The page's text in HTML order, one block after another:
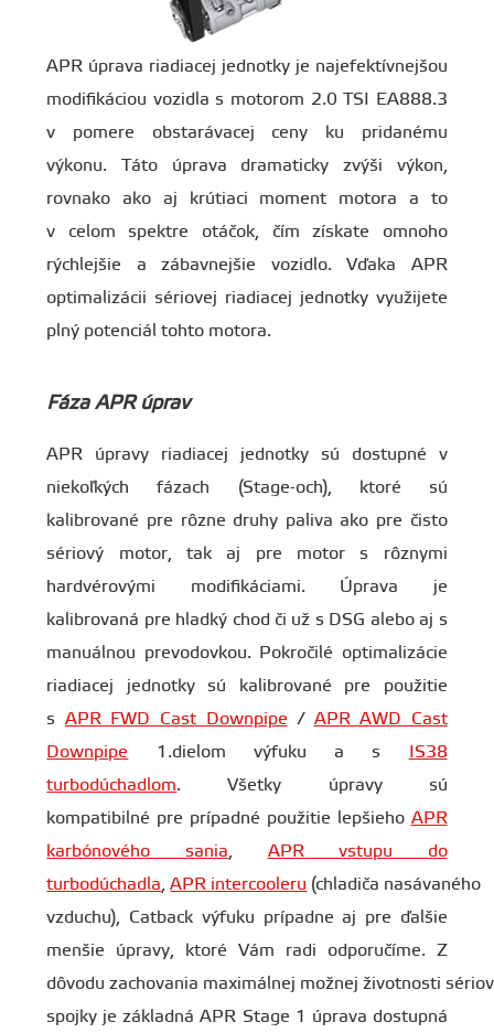
APR úprava riadiacej jednotky je najefektívnejšou
modifikáciou vozidla s motorom 2.0 TSI EA888.3
v pomere obstarávacej ceny ku pridanému
výkonu. Táto úprava dramaticky zvýši výkon,
rovnako ako aj krútiaci moment motora a to
v celom spektre otáčok, čím získate omnoho
rýchlejšie a zábavnejšie vozidlo. Vďaka APR
optimalizácii sériovej riadiacej jednotky využijete
plný potenciál tohto motora.
Fáza APR úprav
APR úpravy riadiacej jednotky sú dostupné v
niekoľkých fázach (Stage-och), ktoré sú
kalibrované pre rôzne druhy paliva ako pre čisto
sériový motor, tak aj pre motor s rôznymi
hardvérovými modifikáciami. Úprava je
kalibrovaná pre hladký chod či už s DSG alebo aj s
manuálnou prevodovkou. Pokročilé optimalizácie
riadiacej jednotky sú kalibrované pre použitie
s APR FWD Cast Downpipe / APR AWD Cast
Downpipe 1.dielom výfuku a s IS38
turbodúchadlom. Všetky úpravy sú
kompatibilné pre prípadné použitie lepšieho APR
karbónového sania, APR vstupu do
turbodúchadla,APR intercooleru (chladiča nasávaného
vzduchu), Catback výfuku prípadne aj pre ďalšie
menšie úpravy, ktoré Vám radi odporučíme. Z
dôvodu zachovania maximálnej možnej životnosti
spojky je základná APR Stage 1 úprava dostupná